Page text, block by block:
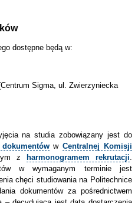
dostępne będą w:
Sigma, ul. Zwierzyniecka
na studia zobowiązany jest do
wCentralnej Komisji
z harmonogramem rekrutacji.
w wymaganym terminie jest
chęci studiowania na Politechnice
dokumentów za pośrednictwem